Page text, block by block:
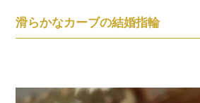
滑らかなカーブの結婚指輪